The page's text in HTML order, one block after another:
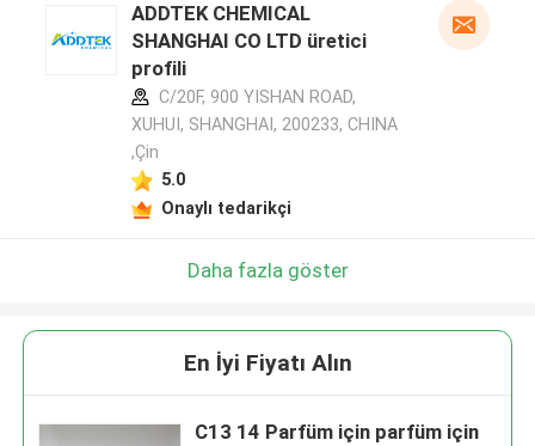
ADDTEK CHEMICAL
SHANGHAI CO LTD üretici
profili
C/20F, 900 YISHAN ROAD,
XUHUI, SHANGHAI, 200233, CHINA
,Çin
5.0
Onaylı tedarikçi
Daha fazla göster
En İyi Fiyatı Alın
C13 14 Parfüm için parfüm için